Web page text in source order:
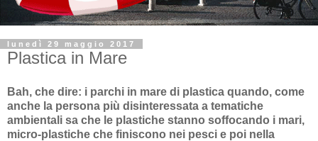
lunedì 29 maggio 2017
Plastica in Mare
Bah, che dire: i parchi in mare di plastica quando, come
anche la persona più disinteressata a tematiche
ambientali sa che le plastiche stanno soffocando i mari,
micro-plastiche che finiscono nei pesci e poi nella